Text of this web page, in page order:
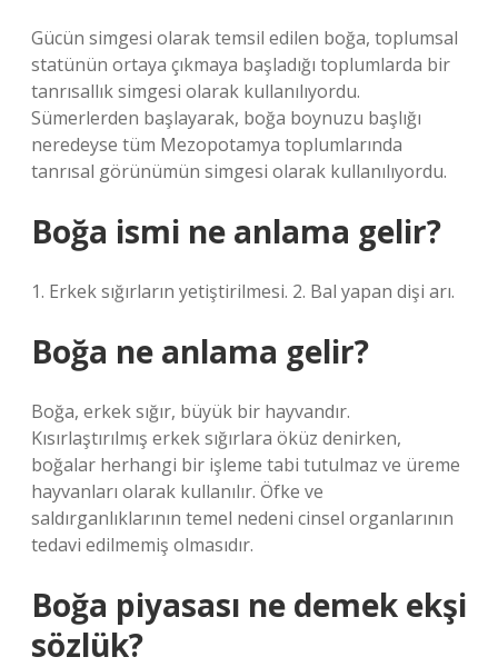
Gücün simgesi olarak temsil edilen boğa, toplumsal
statünün ortaya çıkmaya başladığı toplumlarda bir
tanrısallık simgesi olarak kullanılıyordu.
Sümerlerden başlayarak, boğa boynuzu başlığı
neredeyse tüm Mezopotamya toplumlarında
tanrısal görünümün simgesi olarak kullanılıyordu.
Boğa ismi ne anlama gelir?
1. Erkek sığırların yetiştirilmesi. 2. Bal yapan dişi arı.
Boğa ne anlama gelir?
Boğa, erkek sığır, büyük bir hayvandır.
Kısırlaştırılmış erkek sığırlara öküz denirken,
boğalar herhangi bir işleme tabi tutulmaz ve üreme
hayvanları olarak kullanılır. Öfke ve
saldırganlıklarının temel nedeni cinsel organlarının
tedavi edilmemiş olmasıdır.
Boğa piyasası ne demek ekşi
sözlük?